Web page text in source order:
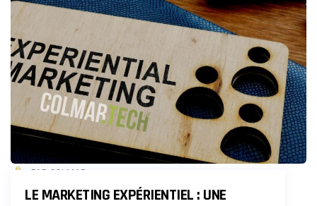
PAR COLMAR
LE MARKETING EXPÉRIENTIEL : UNE